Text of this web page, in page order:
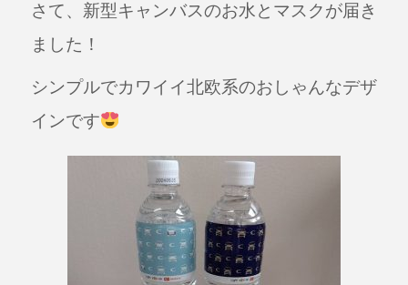
さて、新型キャンバスのお水とマスクが届き
ました！
シンプルでカワイイ北欧系のおしゃんなデザ
インです